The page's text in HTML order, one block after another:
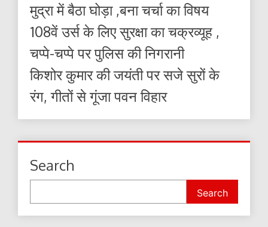
मुद्रा में बैठा घोड़ा ,बना चर्चा का विषय
108वें उर्स के लिए सुरक्षा का चक्रव्यूह ,
चप्पे-चप्पे पर पुलिस की निगरानी
किशोर कुमार की जयंती पर सजे सुरों के
रंग, गीतों से गूंजा पवन विहार
Search
Search